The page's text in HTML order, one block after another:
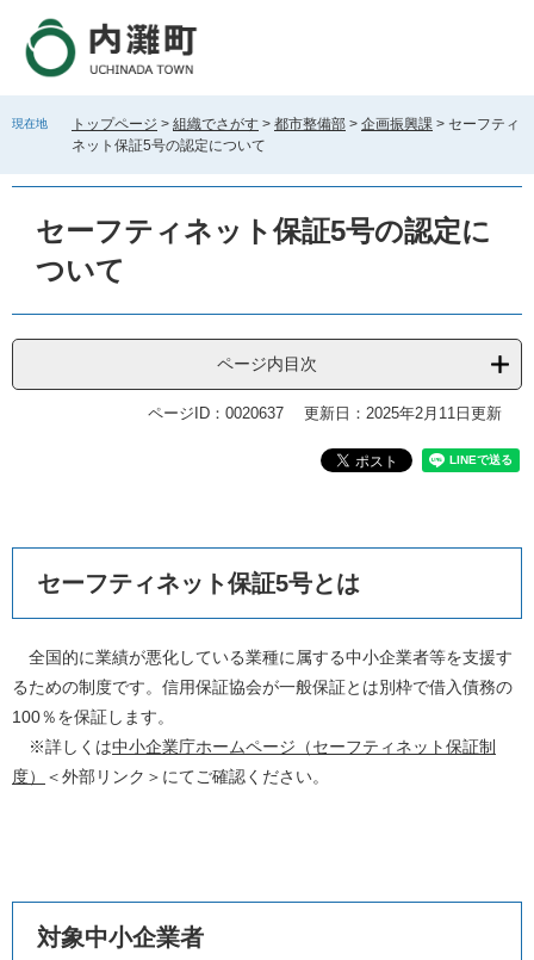
す
し
現在地 トップページ > 組織でさがす > 都市整備部 > 企画振興課 > セーフティ
ネット保証5号の認定について
セーフティネット保証5号の認定に
ついて
ページ内目次
ページID：0020637 更新日：2025年2月11日更新
セーフティネット保証5号とは
全国的に業績が悪化している業種に属する中小企業者等を支援す
るための制度です。信用保証協会が一般保証とは別枠で借入債務の
100％を保証します。
※詳しくは中小企業庁ホームページ（セーフティネット保証制
度）
＜外部リンク＞ にてご確認ください。
対象中小企業者